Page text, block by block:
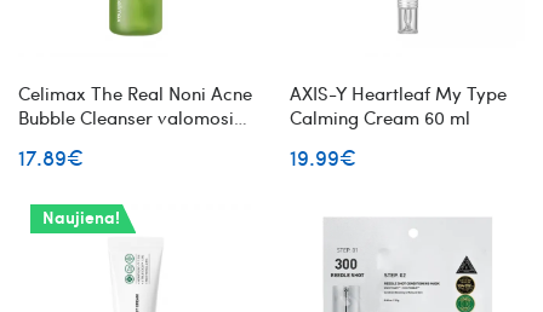
Celimax The Real Noni Acne
Bubble Cleanser valomosios
ir salicilo rūgštimi
17.89€
AXIS-Y Heartleaf My Type
Calming Cream 60 ml
19.99€
Naujiena!